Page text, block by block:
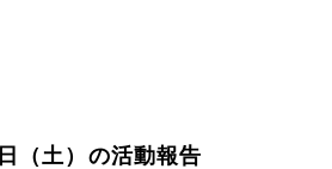
（土）の活動報告